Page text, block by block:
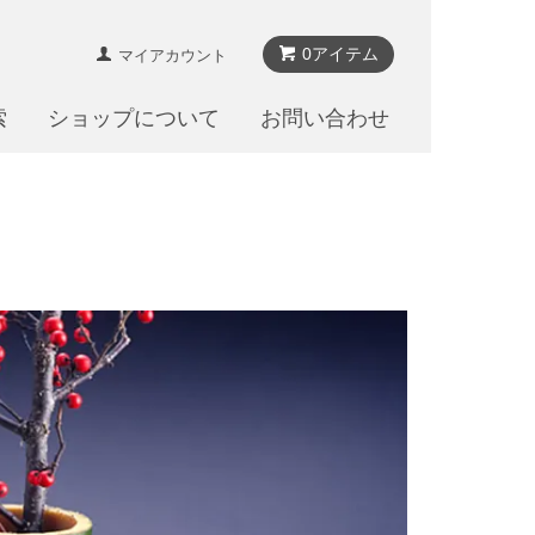
0アイテム
マイアカウント
ショップについて お問い合わせ